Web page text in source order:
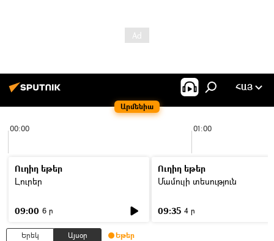
Արմենիա
ՀԱՅ
00:00 01:00
Ուղիղ եթեր
Լուրեր
09:00 6 ր
Ուղիղ եթեր
Մամուլի տեսություն
09:35 4 ր
Երեկ Այսօր Եթեր